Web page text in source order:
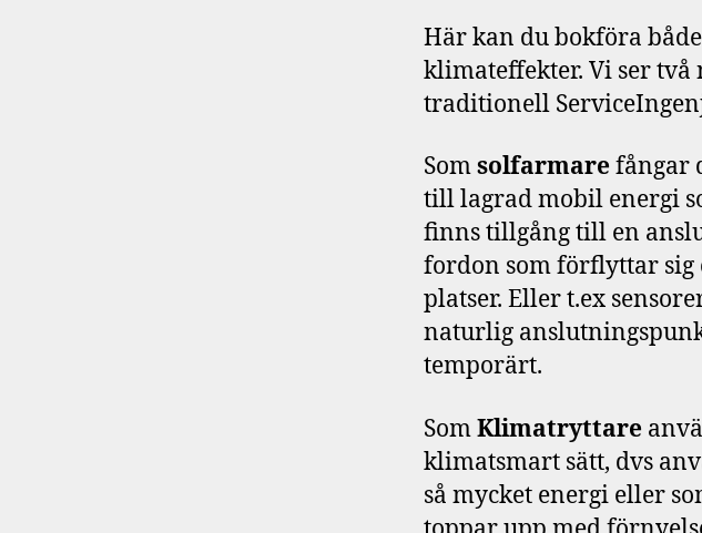
Här kan du bokföra
klimateffekter. Vi ser två
traditionell
Somsolfarmarefångar
till lagrad mobil energi
finns tillgång till en
fordon som förflyttar sig
platser. Eller t.ex
naturlig
temporärt.
SomKlimatryttare
klimatsmart sätt, dvs
så mycket energi eller